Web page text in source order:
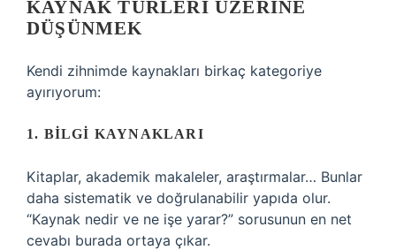
KAYNAK TÜRLERI ÜZERINE
DÜŞÜNMEK
Kendi zihnimde kaynakları birkaç kategoriye
ayırıyorum:
1. BILGI KAYNAKLARI
Kitaplar, akademik makaleler, araştırmalar… Bunlar
daha sistematik ve doğrulanabilir yapıda olur.
“Kaynak nedir ve ne işe yarar?” sorusunun en net
cevabı burada ortaya çıkar.